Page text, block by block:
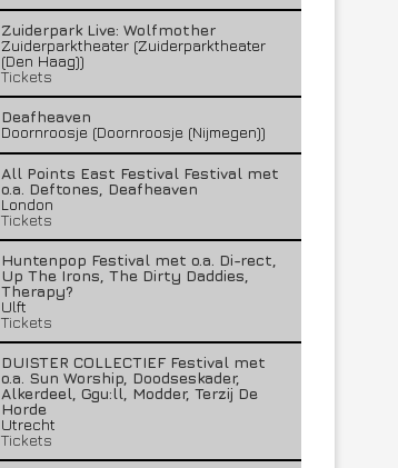
Zuiderpark Live: Wolfmother
Zuiderparktheater (Zuiderparktheater
(Den Haag))
Tickets
Deafheaven
Doornroosje (Doornroosje (Nijmegen))
All Points East Festival Festival met
o.a. Deftones, Deafheaven
London
Tickets
Huntenpop Festival met o.a. Di-rect,
Up The Irons, The Dirty Daddies,
Therapy?
Ulft
Tickets
DUISTER COLLECTIEF Festival met
o.a. Sun Worship, Doodseskader,
Alkerdeel, Ggu:ll, Modder, Terzij De
Horde
Utrecht
Tickets